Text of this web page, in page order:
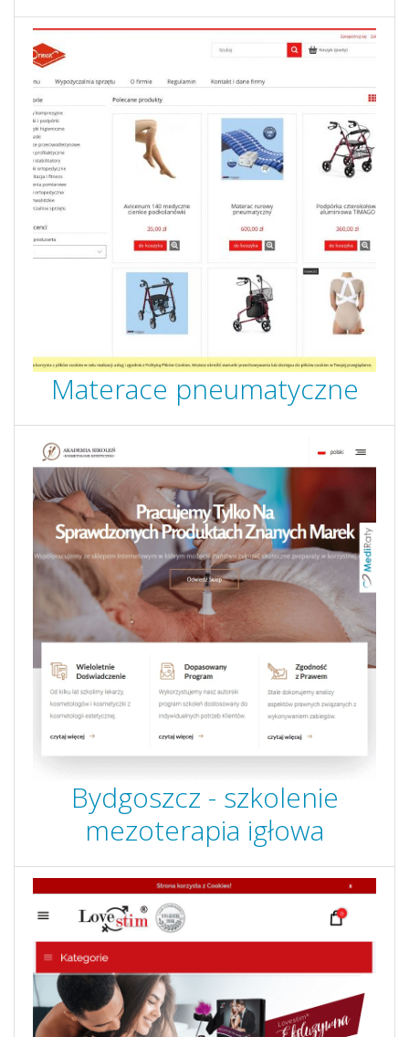
Materace pneumatyczne
Bydgoszcz - szkolenie
mezoterapia igłowa